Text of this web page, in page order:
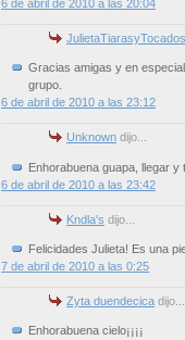
6 de abril de 2010 a las 20:04
JulietaTiarasyTocados
Gracias amigas y en
grupo.
6 de abril de 2010 a las 23:12
Unknown dijo...
Enhorabuena guapa, llegar
6 de abril de 2010 a las 23:42
Kndla's dijo...
Felicidades Julieta! Es una
7 de abril de 2010 a las 0:25
Zyta duendecica dijo...
Enhorabuena cielo¡¡¡¡